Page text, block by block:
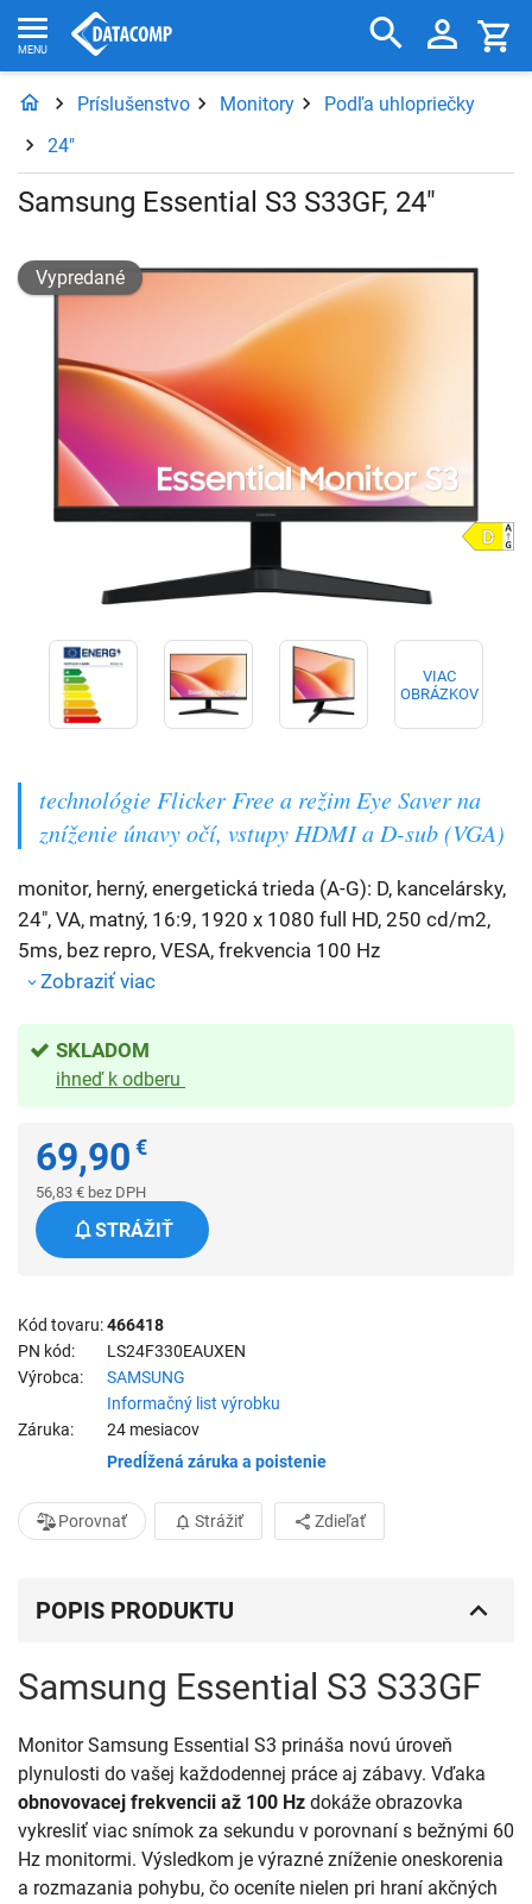
Príslušenstvo Monitory
Podľa uhlopriečky
24"
Samsung Essential S3 S33GF, 24"
VIAC
OBRÁZKOV
Vypredané
technológie Flicker Free a režim Eye Saver na
zníženie únavy očí, vstupy HDMI a D-sub (VGA)
monitor, herný, energetická trieda (A-G): D, kancelársky,
24", VA, matný, 16:9, 1920 x 1080 full HD, 250 cd/m2,
5ms, bez repro, VESA, frekvencia 100 Hz
Zobraziť viac
SKLADOM
ihneď k odberu
69,90 €
56,83 € bez DPH
STRÁŽIŤ
Kód tovaru 466418
PN kód
LS24F330EAUXEN
Výrobca
SAMSUNG
Informačný list výrobku
Záruka
24 mesiacov
Predĺžená záruka a poistenie
Porovnať Strážiť Zdieľať
POPIS PRODUKTU
Samsung Essential S3 S33GF
Monitor Samsung Essential S3 prináša novú úroveň
plynulosti do vašej každodennej práce aj zábavy. Vďaka
obnovovacej frekvencii až 100 Hz dokáže obrazovka
vykresliť viac snímok za sekundu v porovnaní s bežnými 60
Hz monitormi. Výsledkom je výrazné zníženie oneskorenia
a rozmazania pohybu, čo oceníte nielen pri hraní akčných